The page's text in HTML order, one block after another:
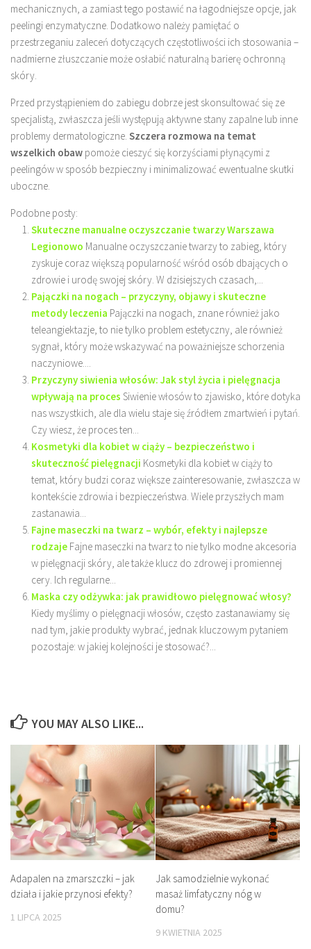
mechanicznych, a zamiast tego postawić na łagodniejsze opcje, jak
peelingi enzymatyczne. Dodatkowo należy pamiętać o
przestrzeganiu zaleceń dotyczących częstotliwości ich stosowania –
nadmierne złuszczanie może osłabić naturalną barierę ochronną
skóry.
Przed przystąpieniem do zabiegu dobrze jest skonsultować się ze
specjalistą, zwłaszcza jeśli występują aktywne stany zapalne lub inne
problemy dermatologiczne. Szczera rozmowa na temat
wszelkich obaw pomoże cieszyć się korzyściami płynącymi z
peelingów w sposób bezpieczny i minimalizować ewentualne skutki
uboczne.
Podobne posty:
Skuteczne manualne oczyszczanie twarzy Warszawa
Legionowo Manualne oczyszczanie twarzy to zabieg, który
zyskuje coraz większą popularność wśród osób dbających o
zdrowie i urodę swojej skóry. W dzisiejszych czasach,...
Pajączki na nogach – przyczyny, objawy i skuteczne
metody leczenia Pajączki na nogach, znane również jako
teleangiektazje, to nie tylko problem estetyczny, ale również
sygnał, który może wskazywać na poważniejsze schorzenia
naczyniowe....
Przyczyny siwienia włosów: Jak styl życia i pielęgnacja
wpływają na proces Siwienie włosów to zjawisko, które dotyka
nas wszystkich, ale dla wielu staje się źródłem zmartwień i pytań.
Czy wiesz, że proces ten...
Kosmetyki dla kobiet w ciąży – bezpieczeństwo i
skuteczność pielęgnacji Kosmetyki dla kobiet w ciąży to
temat, który budzi coraz większe zainteresowanie, zwłaszcza w
kontekście zdrowia i bezpieczeństwa. Wiele przyszłych mam
zastanawia...
Fajne maseczki na twarz – wybór, efekty i najlepsze
rodzaje Fajne maseczki na twarz to nie tylko modne akcesoria
w pielęgnacji skóry, ale także klucz do zdrowej i promiennej
cery. Ich regularne...
Maska czy odżywka: jak prawidłowo pielęgnować włosy?
Kiedy myślimy o pielęgnacji włosów, często zastanawiamy się
nad tym, jakie produkty wybrać, jednak kluczowym pytaniem
pozostaje: w jakiej kolejności je stosować?...
YOU MAY ALSO LIKE...
Adapalen na zmarszczki – jak
działa i jakie przynosi efekty?
1 LIPCA 2025
Jak samodzielnie wykonać
masaż limfatyczny nóg w
domu?
9 KWIETNIA 2025